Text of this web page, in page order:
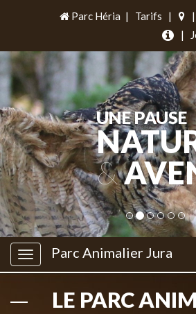
Parc Héria | Tarifs | |
|
UNE PAUSE
&
Parc Animalier Jura
LE PARC